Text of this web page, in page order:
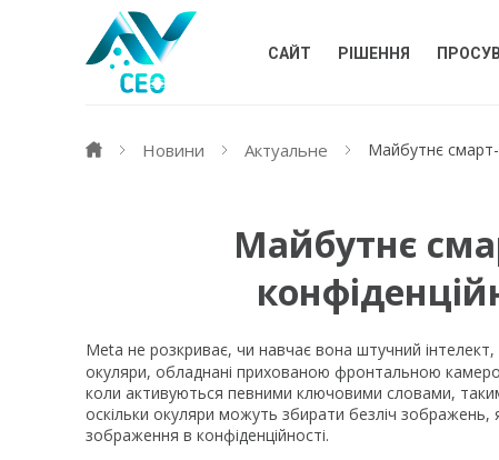
САЙТ РІШЕННЯ
Новини Актуальне Майбутнє смарт-
Майбутнє
Meta не розкриває, чи навчає вона штучний
окуляри, обладнані прихованою фронтальною
коли активуються певними ключовими словами,
оскільки окуляри можуть збирати безліч зображень,
зображення в конфіденційності.